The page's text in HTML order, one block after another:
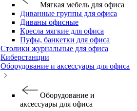
Мягкая мебель для офиса
Диванные группы для офиса
Диваны офисные
Кресла мягкие для офиса
Пуфы, банкетки для офиса
Столики журнальные для офиса
Киберстанции
Оборудование и аксессуары для офиса
Оборудование и
аксессуары для офиса